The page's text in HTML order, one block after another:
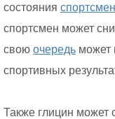
состояния
спортсмен может
свою очередь может
спортивных
Также глицин может